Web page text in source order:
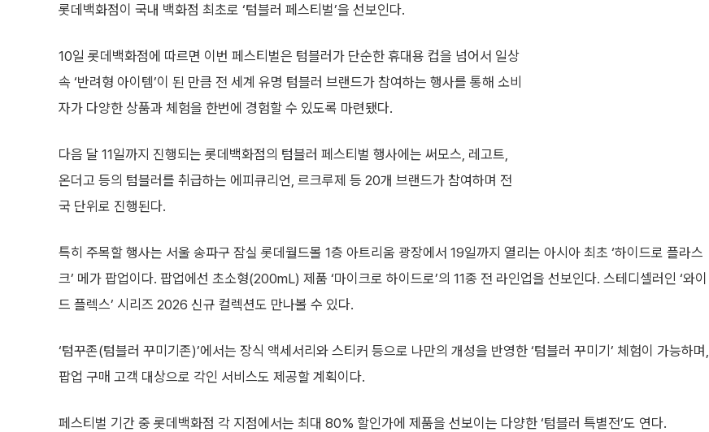
롯데백화점이 국내 백화점 최초로 ‘텀블러 페스티벌’을 선보인다.
10일 롯데백화점에 따르면 이번 페스티벌은 텀블러가 단순한 휴대용 컵을 넘어서 일상
속 ‘반려형 아이템’이 된 만큼 전 세계 유명 텀블러 브랜드가 참여하는 행사를 통해 소비
자가 다양한 상품과 체험을 한번에 경험할 수 있도록 마련됐다.
다음 달 11일까지 진행되는 롯데백화점의 텀블러 페스티벌 행사에는 써모스, 레고트,
온더고 등의 텀블러를 취급하는 에피큐리언, 르크루제 등 20개 브랜드가 참여하며 전
국 단위로 진행된다.
특히 주목할 행사는 서울 송파구 잠실 롯데월드몰 1층 아트리움 광장에서 19일까지 열리는 아시아 최초 ‘하이드로 플라스
크’ 메가 팝업이다. 팝업에선 초소형(200mL) 제품 ‘마이크로 하이드로’의 11종 전 라인업을 선보인다. 스테디셀러인 ‘와이
드 플렉스’ 시리즈 2026 신규 컬렉션도 만나볼 수 있다.
‘텀꾸존(텀블러 꾸미기존)’에서는 장식 액세서리와 스티커 등으로 나만의 개성을 반영한 ‘텀블러 꾸미기’ 체험이 가능하며,
팝업 구매 고객 대상으로 각인 서비스도 제공할 계획이다.
페스티벌 기간 중 롯데백화점 각 지점에서는 최대 80% 할인가에 제품을 선보이는 다양한 ‘텀블러 특별전’도 연다.